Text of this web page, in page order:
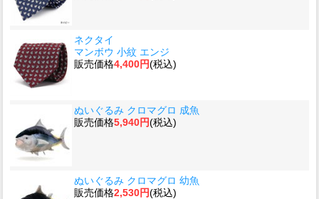
ネクタイ
マンボウ 小紋 エンジ
販売価格4,400円(税込)
ぬいぐるみ クロマグロ 成魚
販売価格5,940円(税込)
ぬいぐるみ クロマグロ 幼魚
販売価格2,530円(税込)